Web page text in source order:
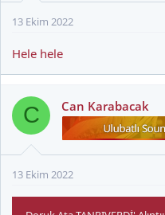
13 Ekim 2022
Hele hele
C Can Karabacak
13 Ekim 2022